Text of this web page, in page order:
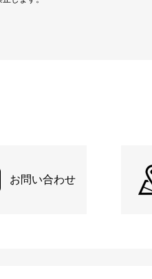
お問い合わせ